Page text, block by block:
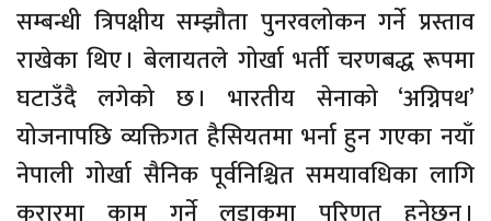
सम्बन्धी त्रिपक्षीय सम्झौता पुनरवलोकन गर्ने प्रस्ताव
राखेका थिए । बेलायतले गोर्खा भर्ती चरणबद्ध रूपमा
घटाउँदै लगेको छ । भारतीय सेनाको ‘अग्निपथ’
योजनापछि व्यक्तिगत हैसियतमा भर्ना हुन गएका नयाँ
नेपाली गोर्खा सैनिक पूर्वनिश्चित समयावधिका लागि